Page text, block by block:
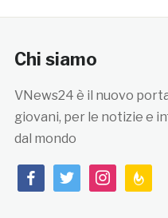
Chi siamo
VNews24 è il nuovo
giovani, per le notizie e
dal mondo
facebooktwitterinstagram